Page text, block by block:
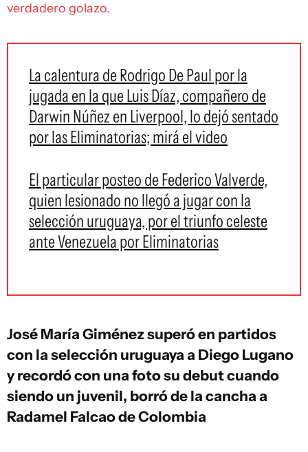
verdadero golazo.
La calentura de Rodrigo De Paul por la
jugada en la que Luis Díaz, compañero de
Darwin Núñez en Liverpool, lo dejó sentado
por las Eliminatorias; mirá el video
El particular posteo de Federico Valverde,
quien lesionado no llegó a jugar con la
selección uruguaya, por el triunfo celeste
ante Venezuela por Eliminatorias
José María Giménez superó en partidos
con la selección uruguaya a Diego Lugano
y recordó con una foto su debut cuando
siendo un juvenil, borró de la cancha a
Radamel Falcao de Colombia